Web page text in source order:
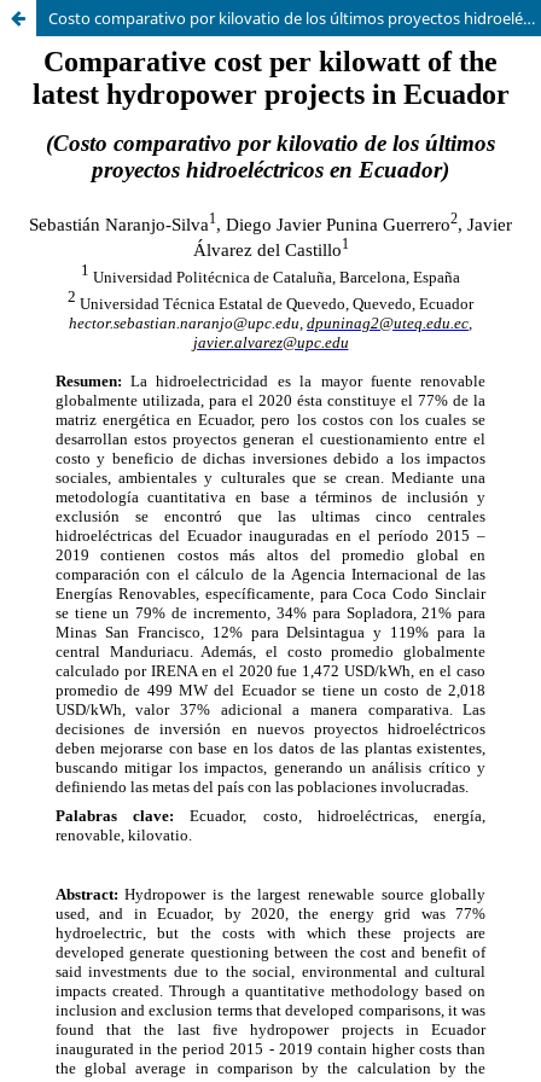
Costo comparativo por kilovatio de los últimos proyectos hidroeléctricos en Ecuador